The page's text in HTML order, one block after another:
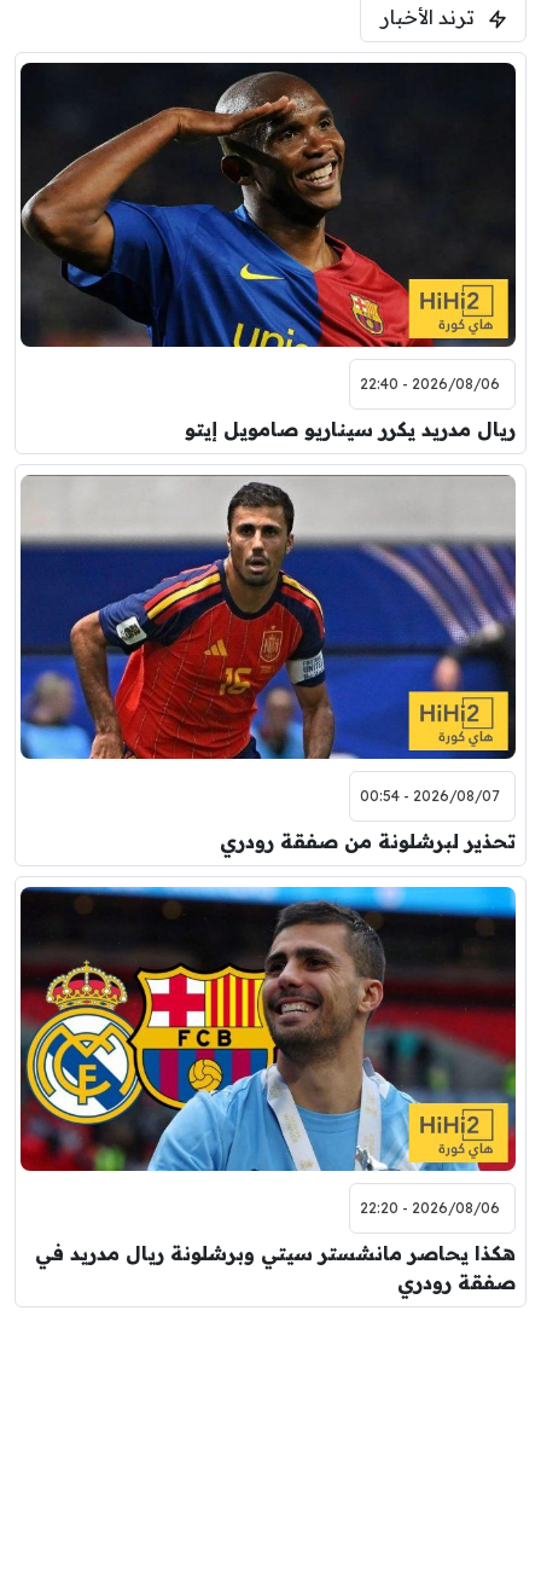
ترند الأخبار
2026/08/06 - 22:40
ريال مدريد يكرر سيناريو صامويل إيتو
2026/08/07 - 00:54
تحذير لبرشلونة من صفقة رودري
2026/08/06 - 22:20
هكذا يحاصر مانشستر سيتي وبرشلونة ريال مدريد في
صفقة رودري